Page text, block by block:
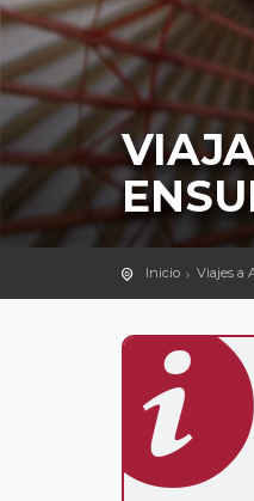
Inicio Viajes a